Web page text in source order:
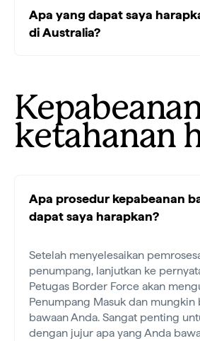
Apa yang dapat saya
di Australia?
ketahanan
Apa prosedur kepabeanan
dapat saya harapkan?
Setelah menyelesaikan
penumpang, lanjutkan ke
Petugas Border Force akan
Penumpang Masuk dan mungkin
bawaan Anda. Sangat penting
dengan jujur apa yang Anda